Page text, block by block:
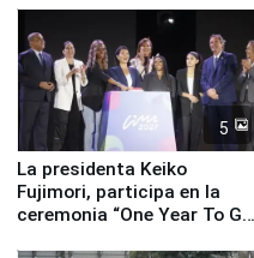
equipamiento para
Serenazgo
5
La presidenta Keiko
Fujimori, participa en la
ceremonia “One Year To Go